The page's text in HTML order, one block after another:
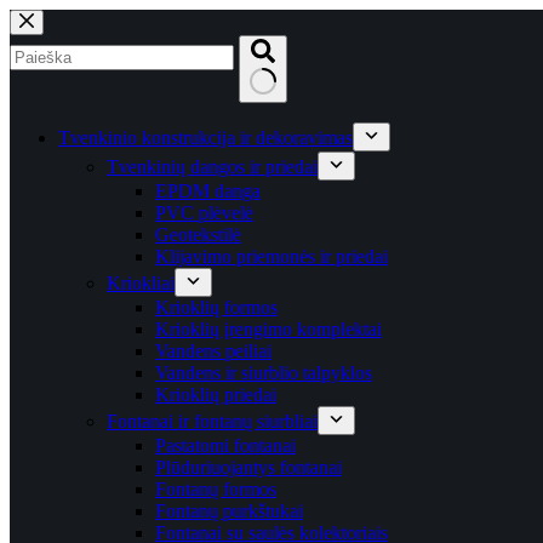
Skip
to
content
results Tvenkinio konstrukcija ir dekoravimas
Tvenkinių dangos ir priedai
EPDM danga
PVC plėvelė
Geotekstilė
Klijavimo priemonės ir priedai
Kriokliai
Krioklių formos
Krioklių įrengimo komplektai
Vandens peiliai
Vandens ir siurblio talpyklos
Krioklių priedai
Fontanai ir fontanų siurbliai
Pastatomi fontanai
Plūduriuojantys fontanai
Fontanų formos
Fontanų purkštukai
Fontanai su saulės kolektoriais